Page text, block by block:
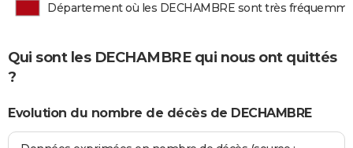
Département où les DECHAMBRE sont très
Qui sont les DECHAMBRE qui nous ont quittés
?
Evolution du nombre de décès de DECHAMBRE